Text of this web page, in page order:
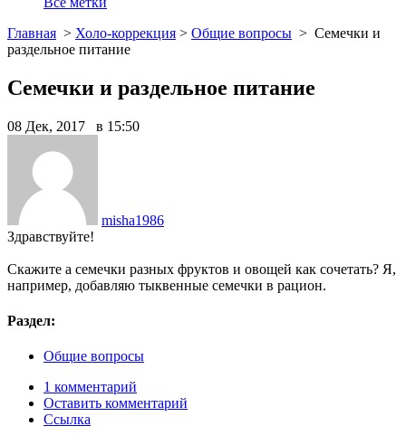
Главная > Холо-коррекция > Общие вопросы > Семечки и
раздельное питание
Семечки и раздельное питание
08 Дек, 2017 в 15:50
misha1986
Здравствуйте!
Скажите а семечки разных фруктов и овощей как сочетать? Я,
например, добавляю тыквенные семечки в рацион.
Раздел:
Общие вопросы
1 комментарий
Оставить комментарий
Ссылка